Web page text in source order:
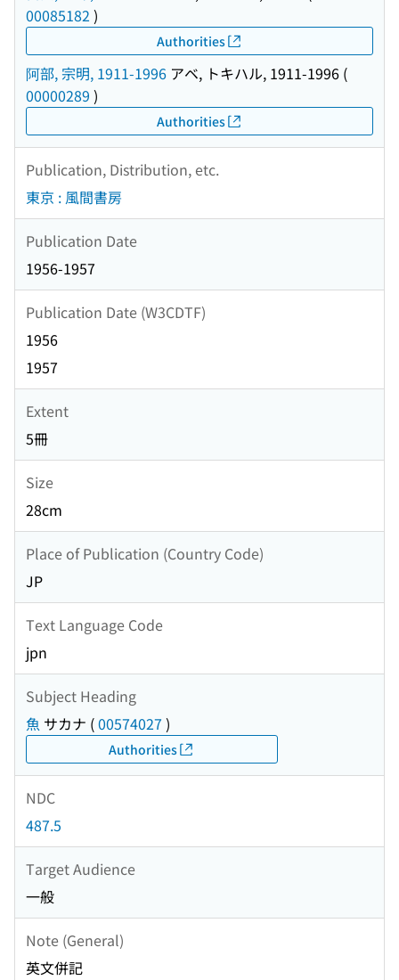
00085182 )
Authorities
阿部, 宗明, 1911-1996 アベ, トキハル, 1911-1996 (
00000289 )
Authorities
Publication, Distribution, etc.
東京 : 風間書房
Publication Date
1956-1957
Publication Date (W3CDTF)
1956
1957
Extent
5冊
Size
28cm
Place of Publication (Country Code)
JP
Text Language Code
jpn
Subject Heading
魚 サカナ (00574027 )
Authorities
NDC
487.5
Target Audience
一般
Note (General)
英文併記